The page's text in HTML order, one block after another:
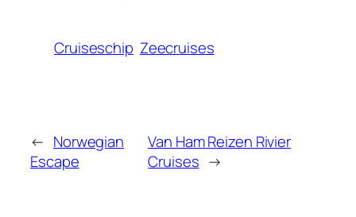
Cruiseschip Zeecruises
← Norwegian
Escape
Van Ham Reizen Rivier
Cruises →